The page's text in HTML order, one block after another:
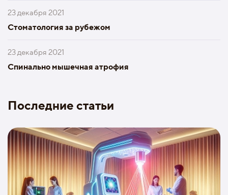
23 декабря 2021
Стоматология за рубежом
23 декабря 2021
Спинально мышечная атрофия
Последние статьи